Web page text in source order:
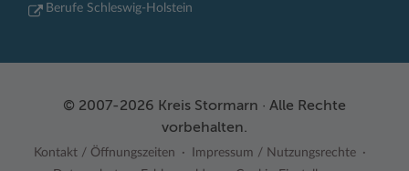
Berufe Schleswig-Holstein
© 2007-2026 Kreis Stormarn · Alle Rechte
vorbehalten.
Kontakt / Öffnungszeiten
Impressum / Nutzungsrechte